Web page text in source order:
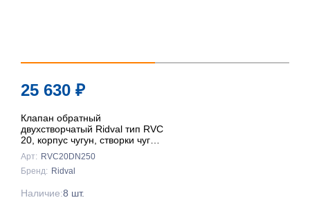
25 630 ₽
Клапан обратный
двухстворчатый Ridval тип RVC
20, корпус чугун, створки чуг
DN250 КРАСНЫЙ
Арт: RVC20DN250
Бренд: Ridval
Наличие:8 шт.